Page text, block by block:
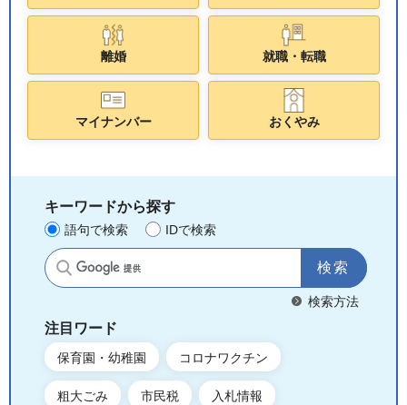
離婚 就職・転職
マイナンバー おくやみ
キーワードから探す
語句で検索 IDで検索
サイト内検索
検索方法
注目ワード
保育園・幼稚園 コロナワクチン
粗大ごみ 市民税 入札情報